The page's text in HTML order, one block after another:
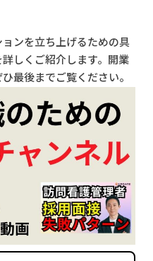
ンを立ち上げるための具
しくご紹介します。開業
最後までご覧ください。